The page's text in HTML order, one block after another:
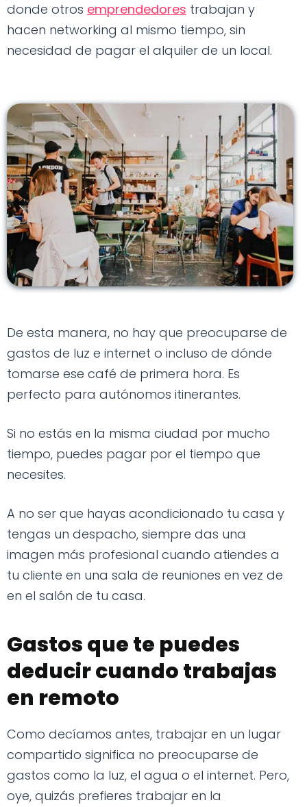
donde otros emprendedores trabajan y
hacen networking al mismo tiempo, sin
necesidad de pagar el alquiler de un local.
De esta manera, no hay que preocuparse de
gastos de luz e internet o incluso de dónde
tomarse ese café de primera hora. Es
perfecto para autónomos itinerantes.
Si no estás en la misma ciudad por mucho
tiempo, puedes pagar por el tiempo que
necesites.
A no ser que hayas acondicionado tu casa y
tengas un despacho, siempre das una
imagen más profesional cuando atiendes a
tu cliente en una sala de reuniones en vez de
en el salón de tu casa.
Gastos que te puedes
deducir cuando trabajas
en remoto
Como decíamos antes, trabajar en un lugar
compartido significa no preocuparse de
gastos como la luz, el agua o el internet. Pero,
oye, quizás prefieres trabajar en la